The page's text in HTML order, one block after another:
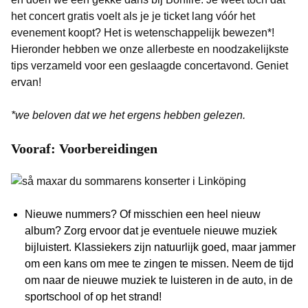
het concert gratis voelt als je je ticket lang vóór het
evenement koopt? Het is wetenschappelijk bewezen*!
Hieronder hebben we onze allerbeste en noodzakelijkste
tips verzameld voor een geslaagde concertavond. Geniet
ervan!
*we beloven dat we het ergens hebben gelezen.
Vooraf: Voorbereidingen
Nieuwe nummers? Of misschien een heel nieuw
album? Zorg ervoor dat je eventuele nieuwe muziek
bijluistert. Klassiekers zijn natuurlijk goed, maar jammer
om een kans om mee te zingen te missen. Neem de tijd
om naar de nieuwe muziek te luisteren in de auto, in de
sportschool of op het strand!